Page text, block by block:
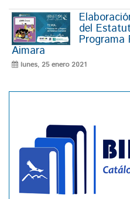
del
Programa
Aimara
lunes, 25 enero 2021